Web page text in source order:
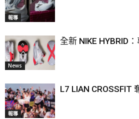
報導
News
全新 NIKE HYBRID
報導
L7 LIAN CROSSFIT